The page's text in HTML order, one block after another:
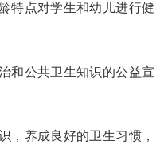
特点对学生和幼儿进行健
和公共卫生知识的公益宣
，养成良好的卫生习惯，